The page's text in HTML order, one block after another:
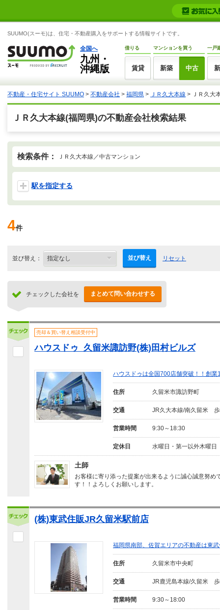
SUUMO(スーモ)は、住宅・不動産購入をサポートする情報サイトです。
全国へ
九州・
沖縄版
借りる
賃貸
マンションを買う
新築 中古
一戸
不動産・住宅サイト SUUMO > 不動産会社 > 福岡県 > ＪＲ久大本線 > ＪＲ久大
ＪＲ久大本線(福岡県)の不動産会社検索結果
検索条件： ＪＲ久大本線／中古マンション
駅を指定する
4件
並び替え： 並び替え リセット
チェックした会社を まとめて問い合わせする
売却＆買い替え相談受付中
ハウスドゥ 久留米諏訪野(株)田村ビルズ
ハウスドゥは全国700店舗突破！！創
住所 久留米市諏訪野町
交通 JR久大本線/南久留米
営業時間 9:30～18:30
定休日 水曜日・第一以外木曜日
土師
お客様に寄り添った提案が出来るように誠心誠意努め
す！！よろしくお願いします。
(株)東武住販JR久留米駅前店
福岡県南部、佐賀エリアの不動産は東
住所 久留米市中央町
交通 JR鹿児島本線/久留米
営業時間 9:30～18:00